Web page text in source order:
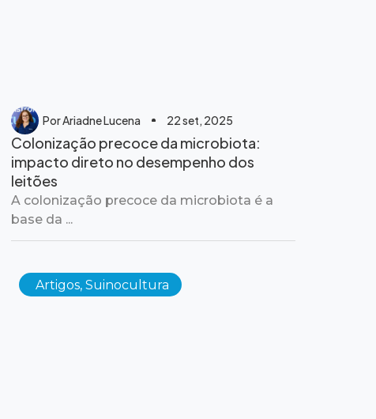
PorAriadne Lucena 22 set, 2025
Colonização precoce da microbiota:
impacto direto no desempenho dos
leitões
A colonização precoce da microbiota é a
base da ...
Artigos, Suinocultura